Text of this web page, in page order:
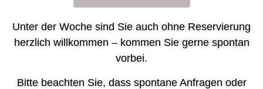
Unter der Woche sind Sie auch ohne Reservierung
herzlich willkommen – kommen Sie gerne spontan
vorbei.
Bitte beachten Sie, dass spontane Anfragen oder